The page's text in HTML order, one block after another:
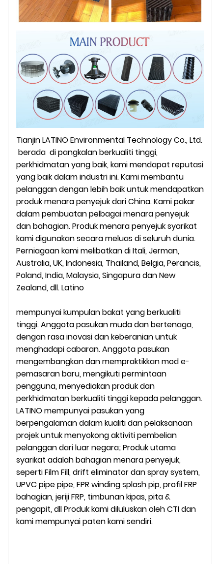
Tianjin LATINO Environmental Technology Co., Ltd.
berada di pangkalan berkualiti tinggi,
perkhidmatan yang baik, kami mendapat reputasi
yang baik dalam industri ini. Kami membantu
pelanggan dengan lebih baik untuk mendapatkan
produk menara penyejuk dari China. Kami pakar
dalam pembuatan pelbagai menara penyejuk
danbahagian. Produk menara penyejuk syarikat
kami digunakan secara meluas di seluruh dunia.
Perniagaan kami melibatkan diItali,Jerman,
Australia, UK, Indonesia, Thailand, Belgia, Perancis,
Poland, India, Malaysia, Singapura dan New
Zealand, dll.Latino
mempunyai kumpulan bakat yang berkualiti
tinggi. Anggota pasukan muda dan bertenaga,
dengan rasa inovasi dan keberanian untuk
menghadapi cabaran. Anggota pasukan
mengembangkan dan mempraktikkan mod e-
pemasaran baru, mengikuti permintaan
pengguna, menyediakan produk dan
perkhidmatan berkualiti tinggi kepada pelanggan.
LATINO mempunyai pasukan yang
berpengalaman dalam kualiti dan pelaksanaan
projek untuk menyokong aktiviti pembelian
pelanggan dari luar negara; Produk utama
syarikat adalah bahagian menara penyejuk,
seperti Film Fill, drift eliminator dan spray system,
UPVC pipe pipe, FPR winding splash pip, profil FRP
bahagian, jeriji FRP, timbunan kipas, pita &
pengapit, dllProduk kami diluluskan oleh CTI dan
kami mempunyai paten kami sendiri.